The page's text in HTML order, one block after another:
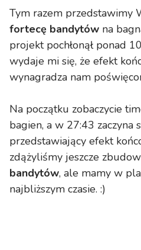
Tym razem przedstawimy
fortecę bandytów na
projekt pochłonął ponad
wydaje mi się, że efekt
wynagradza nam
Na początku zobaczycie
bagien, a w 27:43 zaczyna
przedstawiający efekt
zdążyliśmy jeszcze
bandytów, ale mamy w
najbliższym czasie. :)